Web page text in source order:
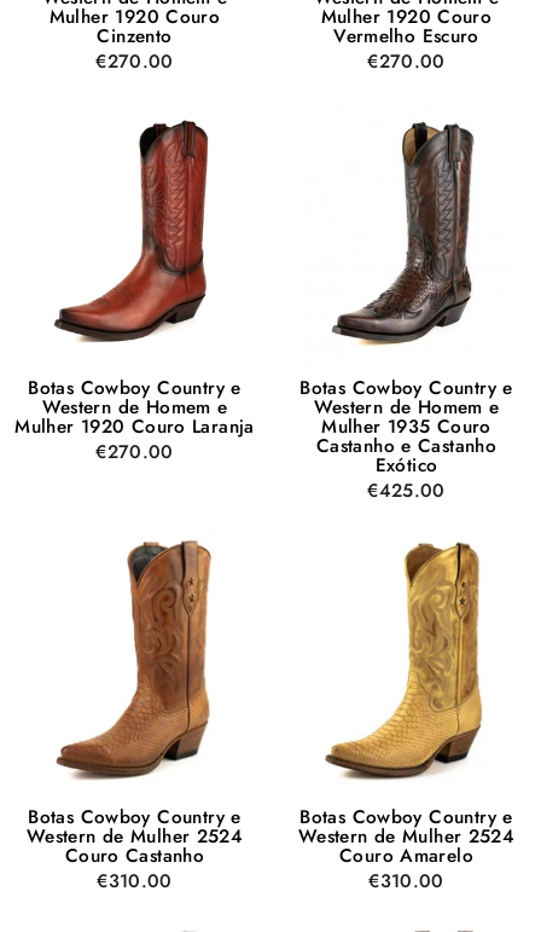
Mulher 1920 Couro
Cinzento
€270.00
Mulher 1920 Couro
Vermelho Escuro
€270.00
Botas Cowboy Country e
Western de Homem e
Mulher 1920 Couro Laranja
€270.00
Botas Cowboy Country e
Western de Homem e
Mulher 1935 Couro
Castanho e Castanho
Exótico
€425.00
Botas Cowboy Country e
Western de Mulher 2524
Couro Castanho
€310.00
Botas Cowboy Country e
Western de Mulher 2524
Couro Amarelo
€310.00